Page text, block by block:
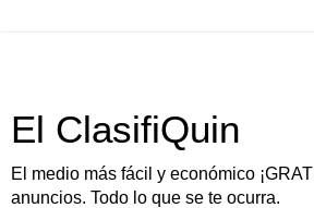
El ClasifiQuin
El medio más fácil y económico
anuncios. Todo lo que se te ocurra.